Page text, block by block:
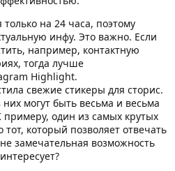
на 24 часа, поэтому
инфу. Это важно. Если
например, контактную
тогда лучше
Highlight.
свежие стикеры для сторис.
могут быть весьма и весьма
примеру, один из самых крутых
тот, который позволяет отвечать
замечательная возможность